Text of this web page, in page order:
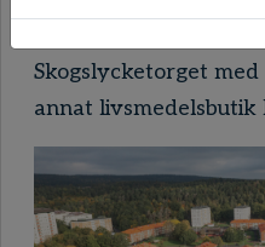
Skogslycketorget
annat livsmedelsbutik